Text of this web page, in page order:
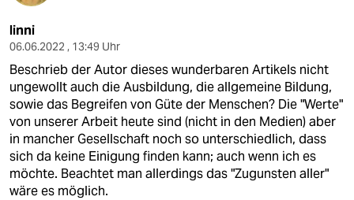
linni
06.06.2022 , 13:49 Uhr
Beschrieb der Autor dieses wunderbaren Artikels nicht
ungewollt auch die Ausbildung, die allgemeine Bildung,
sowie das Begreifen von Güte der Menschen? Die "Werte"
von unserer Arbeit heute sind (nicht in den Medien) aber
in mancher Gesellschaft noch so unterschiedlich, dass
sich da keine Einigung finden kann; auch wenn ich es
möchte. Beachtet man allerdings das "Zugunsten aller"
wäre es möglich.